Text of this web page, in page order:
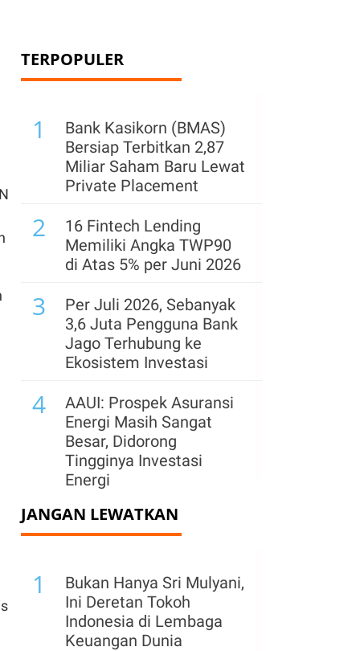
TERPOPULER
1
Bank Kasikorn (BMAS)
Bersiap Terbitkan 2,87
Miliar Saham Baru Lewat
Private Placement
2
16 Fintech Lending
Memiliki Angka TWP90
di Atas 5% per Juni 2026
3
Per Juli 2026, Sebanyak
3,6 Juta Pengguna Bank
Jago Terhubung ke
Ekosistem Investasi
4
AAUI: Prospek Asuransi
Energi Masih Sangat
Besar, Didorong
Tingginya Investasi
Energi
JANGAN LEWATKAN
1
Bukan Hanya Sri Mulyani,
Ini Deretan Tokoh
Indonesia di Lembaga
Keuangan Dunia